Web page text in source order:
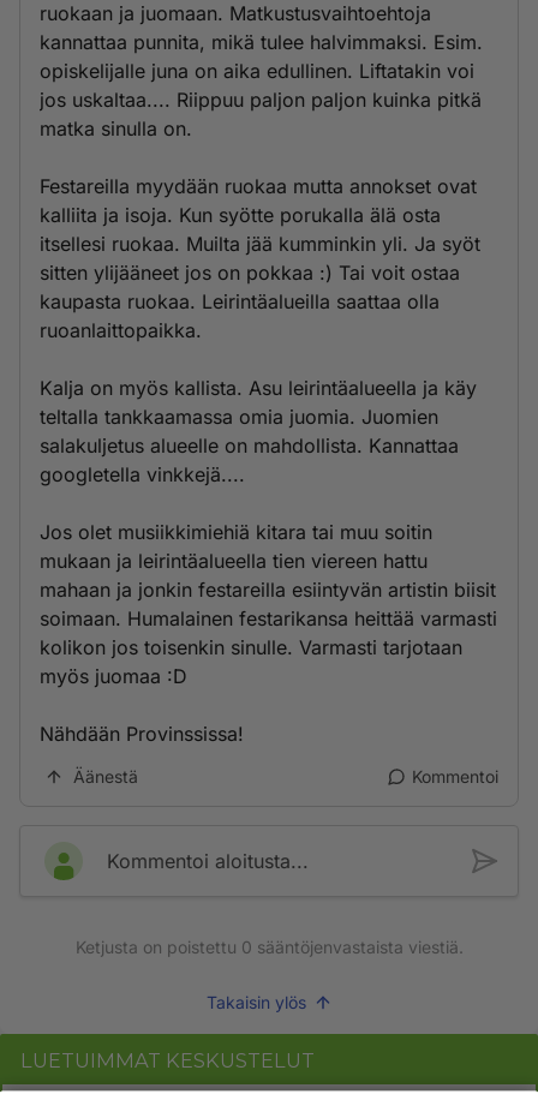
ruokaan ja juomaan. Matkustusvaihtoehtoja
kannattaa punnita, mikä tulee halvimmaksi. Esim.
opiskelijalle juna on aika edullinen. Liftatakin voi
jos uskaltaa.... Riippuu paljon paljon kuinka pitkä
matka sinulla on.
Festareilla myydään ruokaa mutta annokset ovat
kalliita ja isoja. Kun syötte porukalla älä osta
itsellesi ruokaa. Muilta jää kumminkin yli. Ja syöt
sitten ylijääneet jos on pokkaa :) Tai voit ostaa
kaupasta ruokaa. Leirintäalueilla saattaa olla
ruoanlaittopaikka.
Kalja on myös kallista. Asu leirintäalueella ja käy
teltalla tankkaamassa omia juomia. Juomien
salakuljetus alueelle on mahdollista. Kannattaa
googletella vinkkejä....
Jos olet musiikkimiehiä kitara tai muu soitin
mukaan ja leirintäalueella tien viereen hattu
mahaan ja jonkin festareilla esiintyvän artistin biisit
soimaan. Humalainen festarikansa heittää varmasti
kolikon jos toisenkin sinulle. Varmasti tarjotaan
myös juomaa :D
Nähdään Provinssissa!
Äänestä Kommentoi
Kommentoi aloitusta...
Ketjusta on poistettu 0 sääntöjenvastaista viestiä.
Takaisin ylös
LUETUIMMAT KESKUSTELUT